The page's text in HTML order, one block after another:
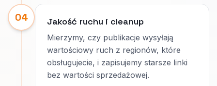
04 Jakość ruchu i cleanup
Mierzymy, czy publikacje wysyłają
wartościowy ruch z regionów, które
obsługujecie, i zapisujemy starsze linki
bez wartości sprzedażowej.